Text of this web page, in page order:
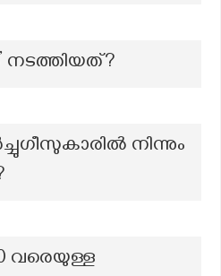
നടത്തിയത്?
നിന്നും
വരെയുള്ള